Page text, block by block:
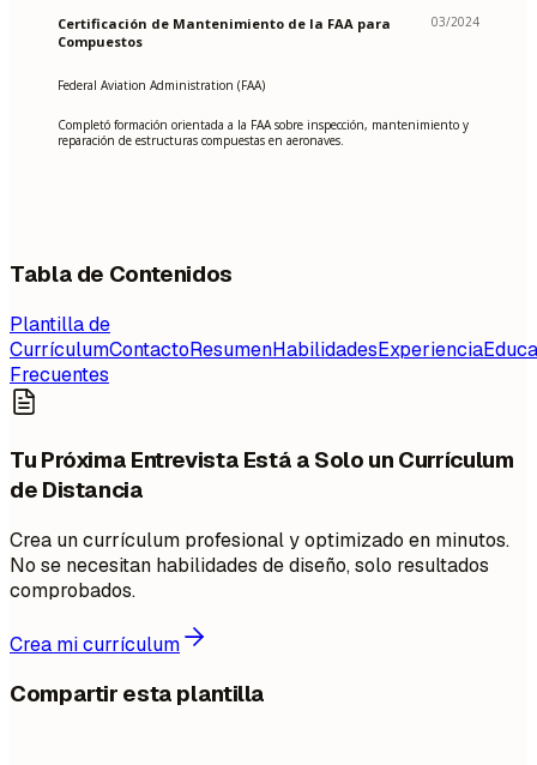
Certificación de Mantenimiento de la FAA para
Compuestos
03/2024
Federal Aviation Administration (FAA)
Completó formación orientada a la FAA sobre inspección, mantenimiento y
reparación de estructuras compuestas en aeronaves.
Tabla de Contenidos
Plantilla de
CurrículumContactoResumenHabilidadesExperiencia
Frecuentes
Tu Próxima Entrevista Está a Solo un Currículum
de Distancia
Crea un currículum profesional y optimizado en minutos.
No se necesitan habilidades de diseño, solo resultados
comprobados.
Crea mi currículum
Compartir esta plantilla